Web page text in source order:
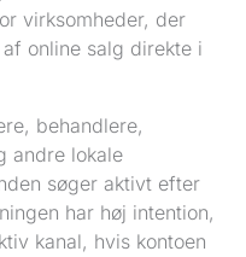
virksomheder, der
online salg direkte i
behandlere,
andre lokale
søger aktivt efter
har høj intention,
kanal, hvis kontoen